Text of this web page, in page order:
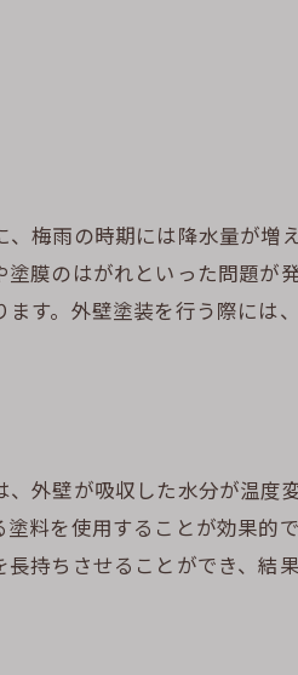
梅雨の時期には降水量が増
膜のはがれといった問題が
す。外壁塗装を行う際には
外壁が吸収した水分が温度
料を使用することが効果的
持ちさせることができ、結